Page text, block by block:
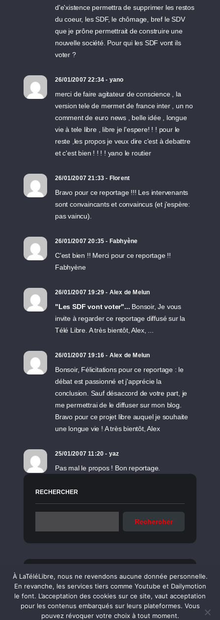
d'e'xistence permettra de supprimer les restos
du coeur, les SDF, le chômage, bref le SDV
que je prône permettrait de construire une
nouvelle société. Pour qui les SDF vont ils
voter ?
26/01/2007 22:34 - yano
merci de faire agitateur de conscience , la
version tele de mermet de france inter , un no
comment de euro news , belle idée , longue
vie à tele libre , libre je l'espere! ! ! pour le
reste ,les propos je veux dire c'est à debattre
et c'est bien ! ! ! ! yano le routier
26/01/2007 21:33 - Florent
Bravo pour ce reportage !!! Les intervenants
sont convaincants et convaincus (et j'espère:
pas vaincu).
26/01/2007 20:35 - Fabhyène
C'est bien !! Merci pour ce reportage !!
Fabhyène
26/01/2007 19:29 - Alex de Melun
"Les SDF vont voter"... Bonsoir, Je vous
invite à regarder ce reportage diffusé sur la
Télé Libre. A très bientôt, Alex, ...
26/01/2007 19:16 - Alex de Melun
Bonsoir, Félicitations pour ce reportage : le
débat est passionné et j'apprécie la
conclusion. Sauf désaccord de votre part, je
me permettrai de le diffuser sur mon blog.
Bravo pour ce projet libre auquel je souhaite
une longue vie ! A très bientôt, Alex
25/01/2007 11:20 - yaz
Pas mal le propos ! Bon reportage.
RECHERCHER
Rechercher
Sujets associés
À LaTéléLibre, nous ne revendons aucune donnée personnelle.
En revanche, les services tiers comme Youtube et Dailymotion
le font. L’acceptation des cookies sur ce site, vaut acceptation
pour les contenus embarqués sur leurs plateformes. Vous
pouvez révoquer votre choix à tout moment.